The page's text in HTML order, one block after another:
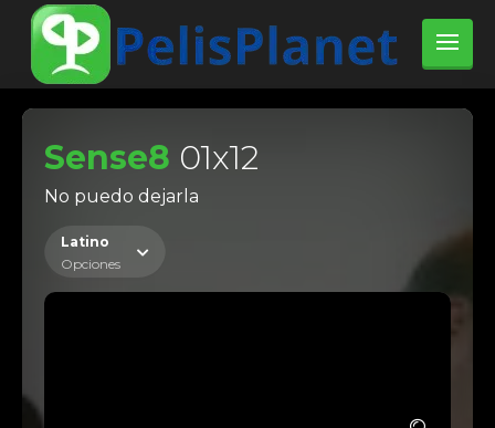
Sense8 01x12
No puedo dejarla
Latino
Opciones